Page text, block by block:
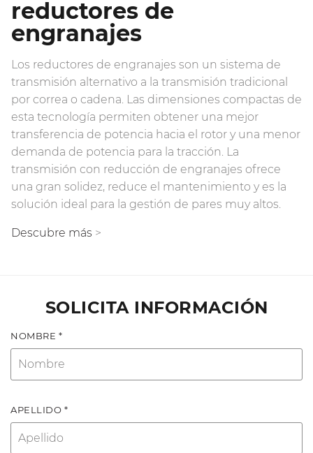
reductores de
engranajes
Los reductores de engranajes son un sistema de
transmisión alternativo a la transmisión tradicional
por correa o cadena. Las dimensiones compactas de
esta tecnología permiten obtener una mejor
transferencia de potencia hacia el rotor y una menor
demanda de potencia para la tracción. La
transmisión con reducción de engranajes ofrece
una gran solidez, reduce el mantenimiento y es la
solución ideal para la gestión de pares muy altos.
Descubre más >
SOLICITA INFORMACIÓN
NOMBRE *
APELLIDO *